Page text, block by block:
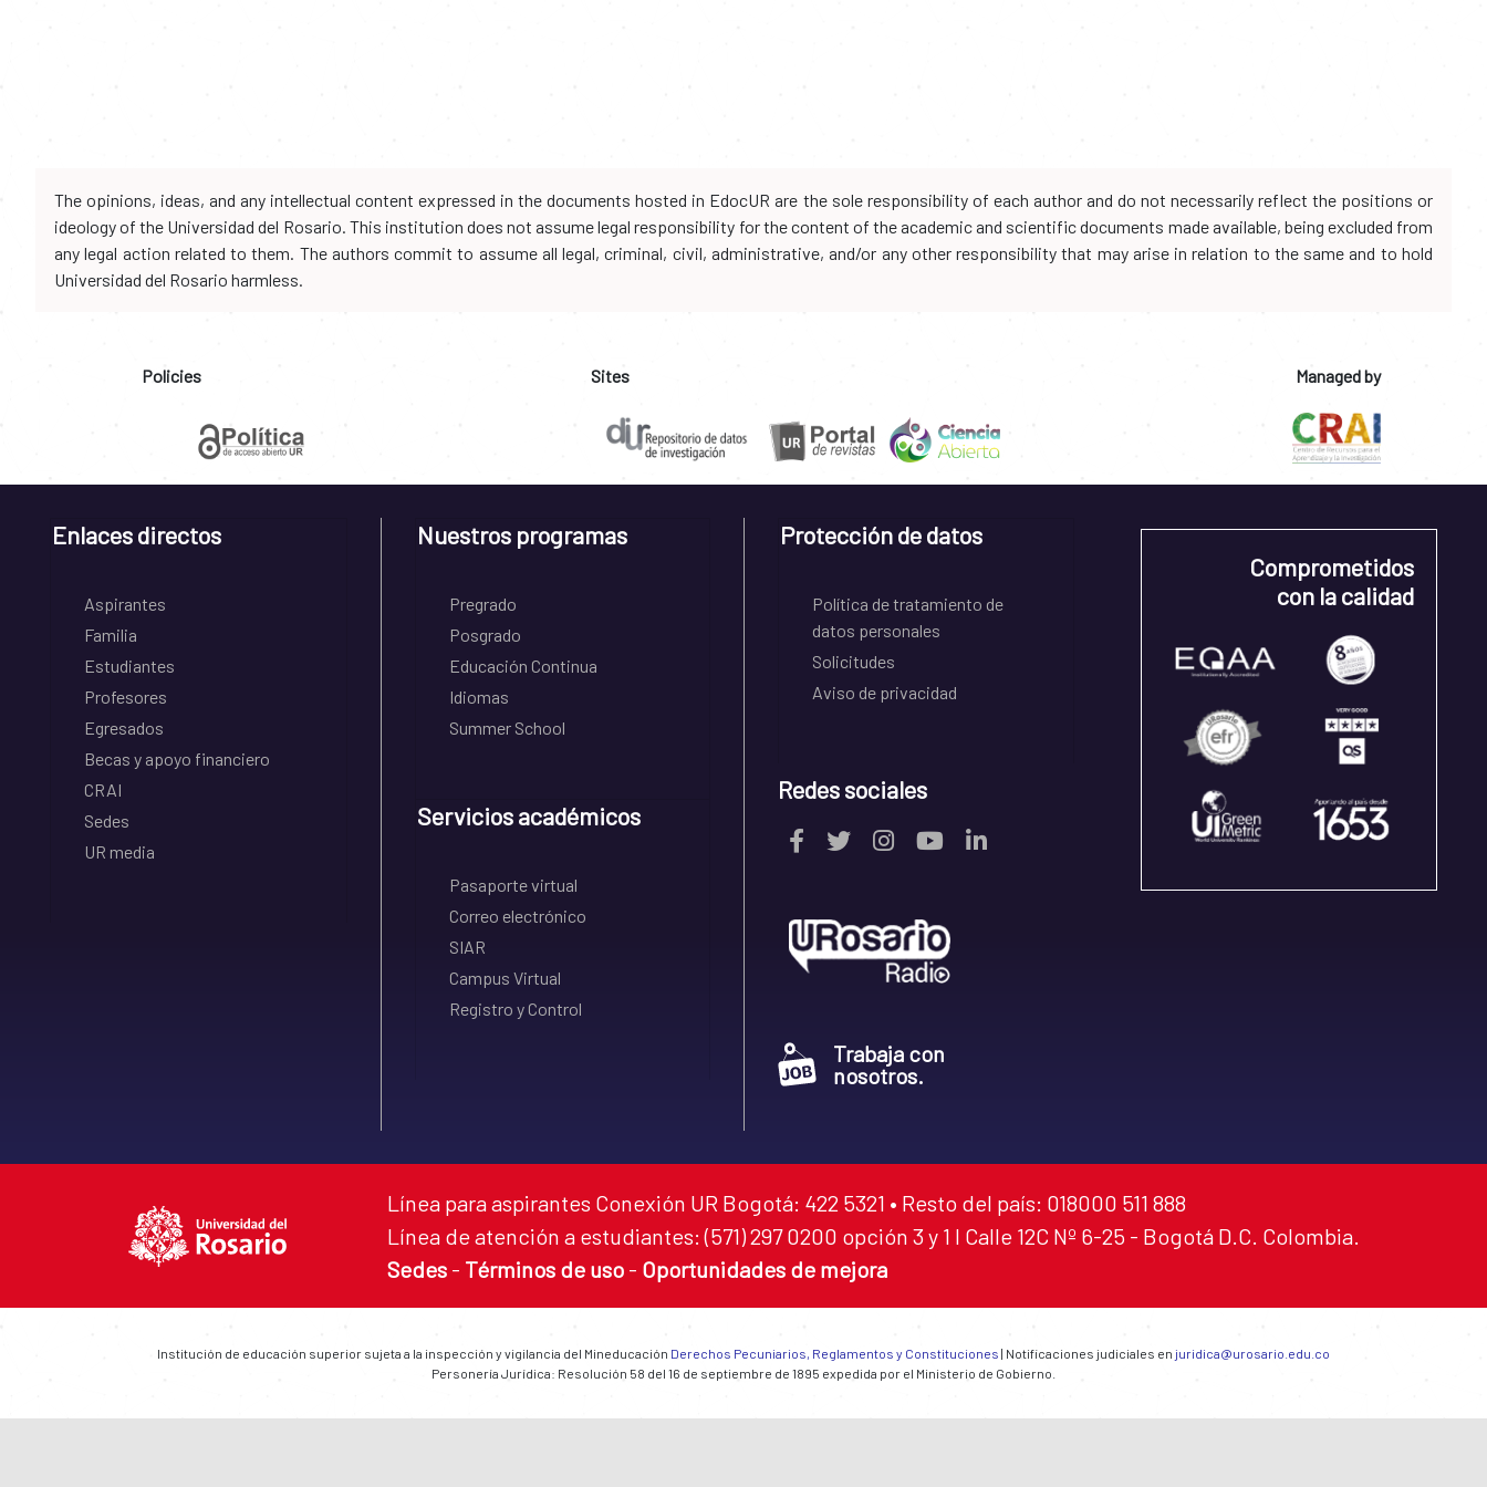
The opinions, ideas, and any intellectual content expressed in the documents hosted in EdocUR are the sole responsibility of each author and do not necessarily reflect the positions or
ideology of the Universidad del Rosario. This institution does not assume legal responsibility for the content of the academic and scientific documents made available, being excluded from
any legal action related to them. The authors commit to assume all legal, criminal, civil, administrative, and/or any other responsibility that may arise in relation to the same and to hold
Universidad del Rosario harmless.
Policies Sites Managed by
Enlaces directos
Aspirantes
Familia
Estudiantes
Profesores
Egresados
Becas y apoyo financiero
CRAI
Sedes
UR media
Nuestros programas
Pregrado
Posgrado
Educación Continua
Idiomas
Summer School
Servicios académicos
Pasaporte virtual
Correo electrónico
SIAR
Campus Virtual
Registro y Control
Protección de datos
Política de tratamiento de
datos personales
Solicitudes
Aviso de privacidad
Redes sociales
Trabaja con
nosotros.
Comprometidos
con la calidad
Línea para aspirantes Conexión UR Bogotá: 422 5321 • Resto del país: 018000 511 888
Línea de atención a estudiantes: (571) 297 0200 opción 3 y 1 I Calle 12C Nº 6-25 - Bogotá D.C. Colombia.
Sedes - Términos de uso - Oportunidades de mejora
Institución de educación superior sujeta a la inspección y vigilancia del Mineducación Derechos Pecuniarios, Reglamentos y Constituciones | Notificaciones judiciales en juridica@urosario.edu.co
Personería Jurídica: Resolución 58 del 16 de septiembre de 1895 expedida por el Ministerio de Gobierno.